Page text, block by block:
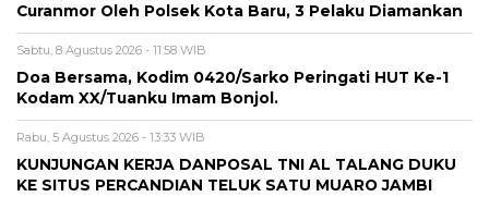
Curanmor Oleh Polsek Kota Baru, 3 Pelaku Diamankan
Sabtu, 8 Agustus 2026 - 11:58 WIB
Doa Bersama, Kodim 0420/Sarko Peringati HUT Ke-1
Kodam XX/Tuanku Imam Bonjol.
Rabu, 5 Agustus 2026 - 13:33 WIB
KUNJUNGAN KERJA DANPOSAL TNI AL TALANG DUKU
KE SITUS PERCANDIAN TELUK SATU MUARO JAMBI